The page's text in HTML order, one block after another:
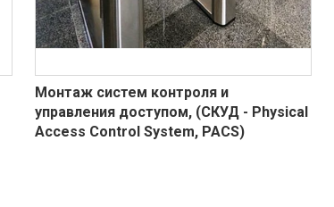
Монтаж систем контроля и
управления доступом, (СКУД - Physical
Access Control System, PACS)